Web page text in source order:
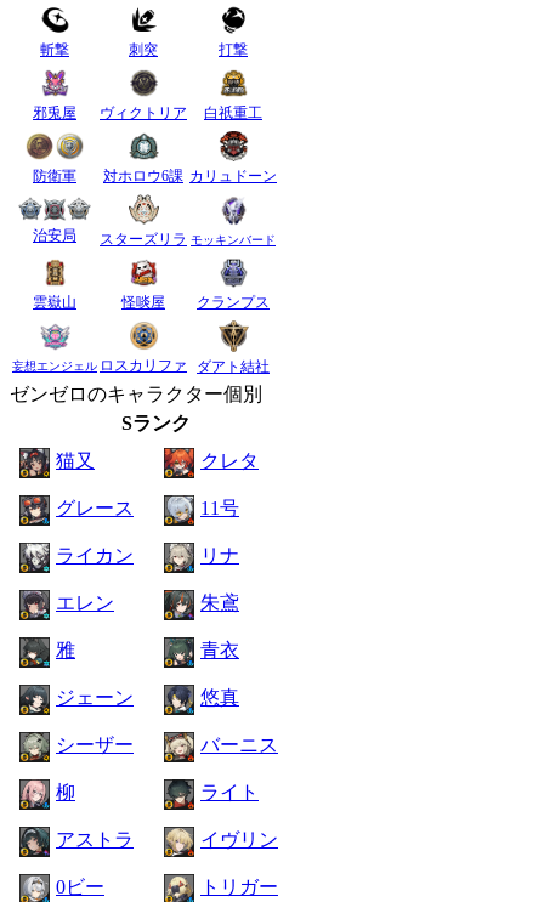
斬撃 刺突 打撃
邪兎屋 ヴィクトリア 白祇重工
防衛軍 対ホロウ6課 カリュドーン
治安局 スターズリラ モッキンバード
雲嶽山 怪啖屋 クランプス
妄想エンジェル ロスカリファ ダアト結社
ゼンゼロのキャラクター個別
Sランク
猫又
クレタ
グレース 11号
ライカン リナ
エレン 朱鳶
雅 青衣
ジェーン 悠真
シーザー バーニス
柳 ライト
アストラ イヴリン
0ビー トリガー